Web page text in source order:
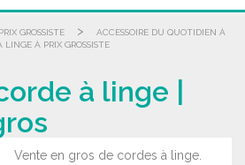
GROSSISTE >
ACCESSOIRE DU QUOTIDIEN À
LINGE À PRIX GROSSISTE
à linge |
Vente en gros de cordes à linge.